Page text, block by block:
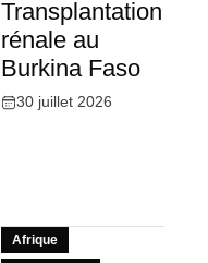
Transplantation
rénale au
Burkina Faso
30 juillet 2026
Afrique